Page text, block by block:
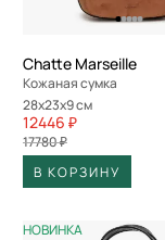
Chatte Marseille
Кожаная сумка
28x23x9 см
12446 ₽
17780 ₽
В КОРЗИНУ
НОВИНКА